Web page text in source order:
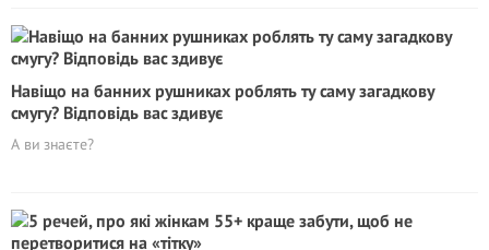
Навіщо на банних рушниках роблять ту саму загадкову
смугу? Відповідь вас здивує
А ви знаєте?